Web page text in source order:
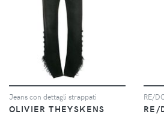
Jeans con dettagli strappati
OLIVIER THEYSKENS
RE/
RE/